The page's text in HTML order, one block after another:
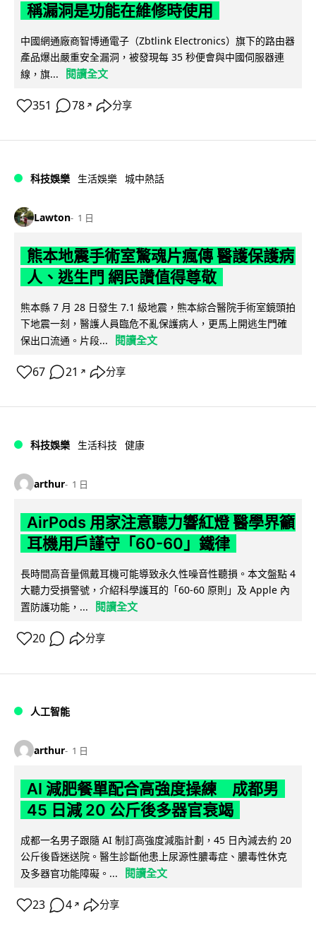
稱漏洞是功能在維修時使用
中國網通廠商智博通電子（Zbtlink Electronics）旗下的路由器
產品爆出嚴重安全漏洞，被發現每 35 秒便會與中國伺服器連
線，旗...
閱讀全文
351 78 ↗ 分享
科技娛樂 生活娛樂 城中熱話
Lawton 1 日
熊本地震手術室驚魂片瘋傳 醫護保護病
人、逃生門 網民讚值得尊敬
熊本縣 7 月 28 日發生 7.1 級地震，熊本綜合醫院手術室鏡頭拍
下地震一刻，醫護人員臨危不亂保護病人，更馬上開逃生門確
保出口流通。片段...
閱讀全文
67 21 ↗ 分享
科技娛樂 生活科技 健康
arthur 1 日
AirPods 用家注意聽力響紅燈 醫學界籲
耳機用戶謹守「60-60」鐵律
長時間高音量佩戴耳機可能導致永久性噪音性聽損。本文盤點 4
大聽力受損警號，介紹科學護耳的「60-60 原則」及 Apple 內
置防護功能，...
閱讀全文
20 分享
人工智能
arthur 1 日
AI 減肥餐單配合高強度操練 成都男
45 日減 20 公斤後多器官衰竭
成都一名男子跟隨 AI 制訂高強度減脂計劃，45 日內減去約 20
公斤後昏迷送院。醫生診斷他患上尿源性膿毒症、膿毒性休克
及多器官功能障礙。...
閱讀全文
23 4 ↗ 分享